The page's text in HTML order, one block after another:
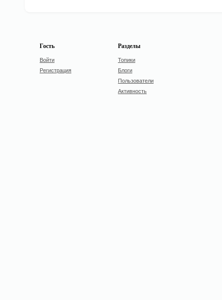
Гость
Войти
Регистрация
Разделы
Топики
Блоги
Пользователи
Активность